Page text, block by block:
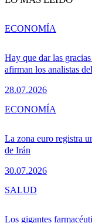
Hay que dar las
afirman los analistas
28.07.2026
ECONOMÍA
La zona euro registra
de Irán
30.07.2026
ECONOMÍA
Los gigantes
SALUD